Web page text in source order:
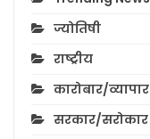
ज्योतिषी
राष्ट्रीय
कारोबार/व्यापार
सरकार/सरोकार